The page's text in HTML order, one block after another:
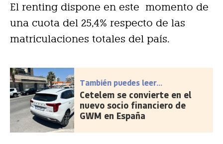
El renting dispone en este momento de
una cuota del 25,4% respecto de las
matriculaciones totales del país.
También puedes leer...
Cetelem se convierte en el
nuevo socio financiero de
GWM en España